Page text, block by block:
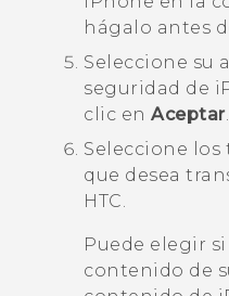
hágalo antes
Seleccione su
seguridad de
clic en Aceptar.
Seleccione
que desea
HTC.
Puede elegir
contenido de